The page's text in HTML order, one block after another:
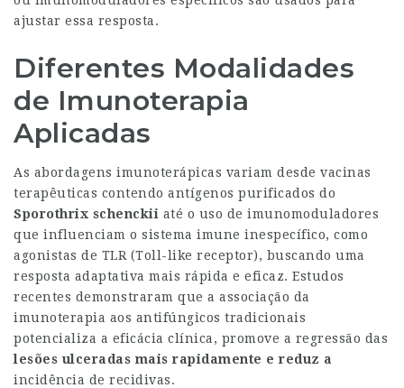
ajustar essa resposta.
Diferentes Modalidades
de Imunoterapia
Aplicadas
As abordagens imunoterápicas variam desde vacinas
terapêuticas contendo antígenos purificados do
Sporothrix schenckii até o uso de imunomoduladores
que influenciam o sistema imune inespecífico, como
agonistas de TLR (Toll-like receptor), buscando uma
resposta adaptativa mais rápida e eficaz. Estudos
recentes demonstraram que a associação da
imunoterapia aos antifúngicos tradicionais
potencializa a eficácia clínica, promove a regressão das
lesões ulceradas mais rapidamente e reduz a
incidência de recidivas.